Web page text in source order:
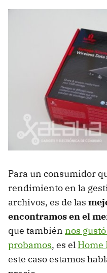
Para un consumidor
rendimiento en la
archivos, es de las
encontramos en el
que también nos
probamos, es el Home
este caso estamos